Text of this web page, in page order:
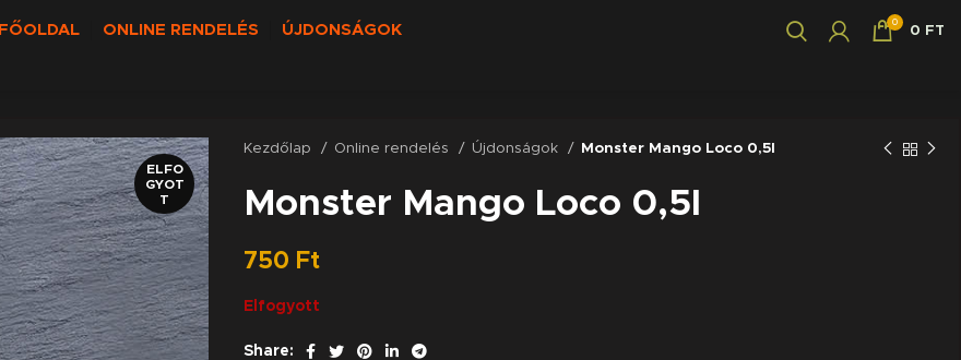
FŐOLDAL ONLINE RENDELÉS ÚJDONSÁGOK 0
0 FT
ELFO
GYOT
T
Kezdőlap Online rendelés Újdonságok Monster Mango Loco 0,5l
Monster Mango Loco 0,5l
750 Ft
Elfogyott
Share: